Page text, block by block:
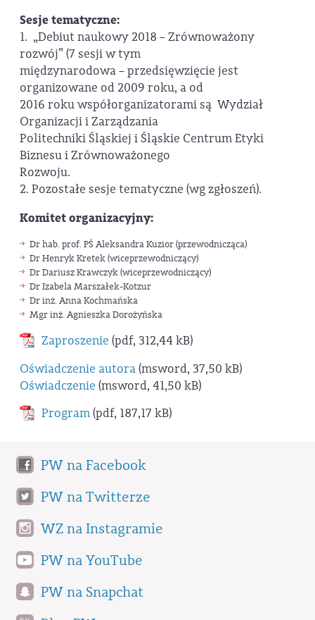
Sesje tematyczne:
1. „Debiut naukowy 2018 – Zrównoważony
rozwój” (7 sesji w tym
międzynarodowa – przedsięwzięcie jest
organizowane od 2009 roku, a od
2016 roku współorganizatorami są Wydział
Organizacji i Zarządzania
Politechniki Śląskiej i Śląskie Centrum Etyki
Biznesu i Zrównoważonego
Rozwoju.
2. Pozostałe sesje tematyczne (wg zgłoszeń).
Komitet organizacyjny:
Dr hab. prof. PŚ Aleksandra Kuzior (przewodnicząca)
Dr Henryk Kretek (wiceprzewodniczący)
Dr Dariusz Krawczyk (wiceprzewodniczący)
Dr Izabela Marszałek-Kotzur
Dr inż. Anna Kochmańska
Mgr inż. Agnieszka Dorożyńska
Zaproszenie (pdf, 312,44 kB)
Oświadczenie autora(msword, 37,50 kB)
Oświadczenie (msword, 41,50 kB)
Program(pdf, 187,17 kB)
PW na Facebook
PW na Twitterze
WZ na Instagramie
PW na YouTube
PW na Snapchat